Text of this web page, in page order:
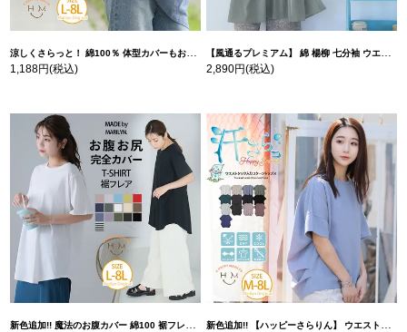
涼しくさらっと！ 綿100％ 体型カバーもお洒落も叶える 風合いコットン ゆるシルエット ドルマン | 大きいサイズの通販ならハッピーマリリン
1,188円(税込)
【風通るプレミアム】 綿 楊柳 七分袖 ウエストギャザー ブラウス | 大きいサイズの通販ならハッピーマリリン
2,890円(税込)
新色追加!! 魔法のお腹カバー 綿100 裾フレア Tシャツ | 大きいサイズの通販ならハッピーマリリン 新色追加!! 【ハッピーさらりん】 ウエストタック入り スッキリ魅せ コクーントップス | 大きいサイズの通販ならハッピーマリリン